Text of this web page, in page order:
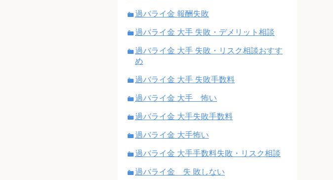
過バライ金 報酬失敗
過バライ金 大手 失敗・デメリット相談
過バライ金 大手 失敗・リスク相談おすす
め
過バライ金 大手 失敗手数料
過バライ金 大手 怖い
過バライ金 大手失敗手数料
過バライ金 大手怖い
過バライ金 大手手数料失敗・リスク相談
過バライ金 失 敗しない